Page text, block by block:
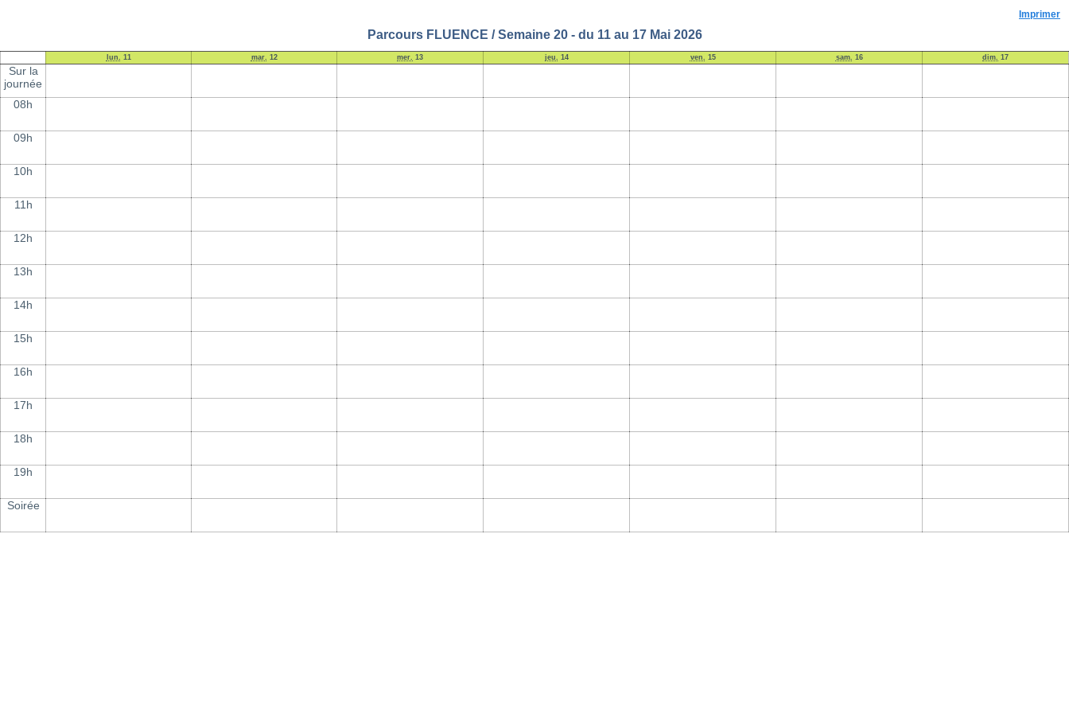
Imprimer
Parcours FLUENCE / Semaine 20 - du 11 au 17 Mai 2026
lun. 11 mar. 12 mer. 13 jeu. 14 ven. 15 sam. 16 dim. 17
Sur la
journée
08h
09h
10h
11h
12h
13h
14h
15h
16h
17h
18h
19h
Soirée